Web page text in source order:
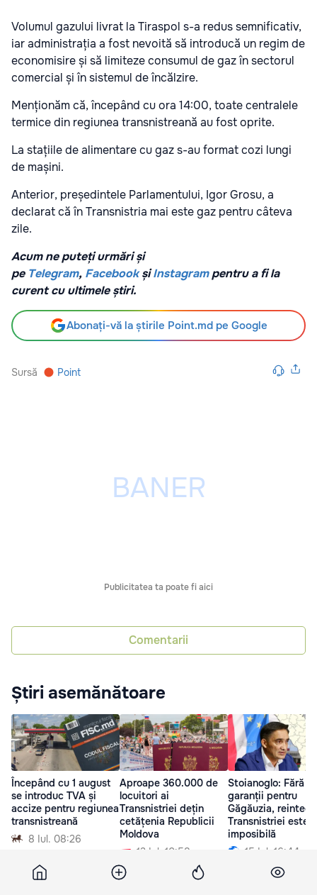
Volumul gazului livrat la Tiraspol s-a redus semnificativ,
iar administrația a fost nevoită să introducă un regim de
economisire și să limiteze consumul de gaz în sectorul
comercial și în sistemul de încălzire.
Menționăm că, începând cu ora 14:00, toate centralele
termice din regiunea transnistreană au fost oprite.
La stațiile de alimentare cu gaz s-au format cozi lungi
de mașini.
Anterior, președintele Parlamentului, Igor Grosu, a
declarat că în Transnistria mai este gaz pentru câteva
zile.
Acum ne puteți urmări și
pe Telegram, Facebook șiInstagrampentru a fi la
curent cu ultimele știri.
Abonați-vă la știrile Point.md pe Google
Sursă Point
Publicitatea ta poate fi aici
Comentarii
Știri asemănătoare
Începând cu 1 august
se introduc TVA și
accize pentru regiunea
transnistreană
8 Iul. 08:26
Aproape 360.000 de
locuitori ai
Transnistriei dețin
cetățenia Republicii
Moldova
13 Iul. 10:58
Stoianoglo: Fără
garanții pentru
Găgăuzia,
Transnistriei este
imposibilă
15 Iul. 16:44